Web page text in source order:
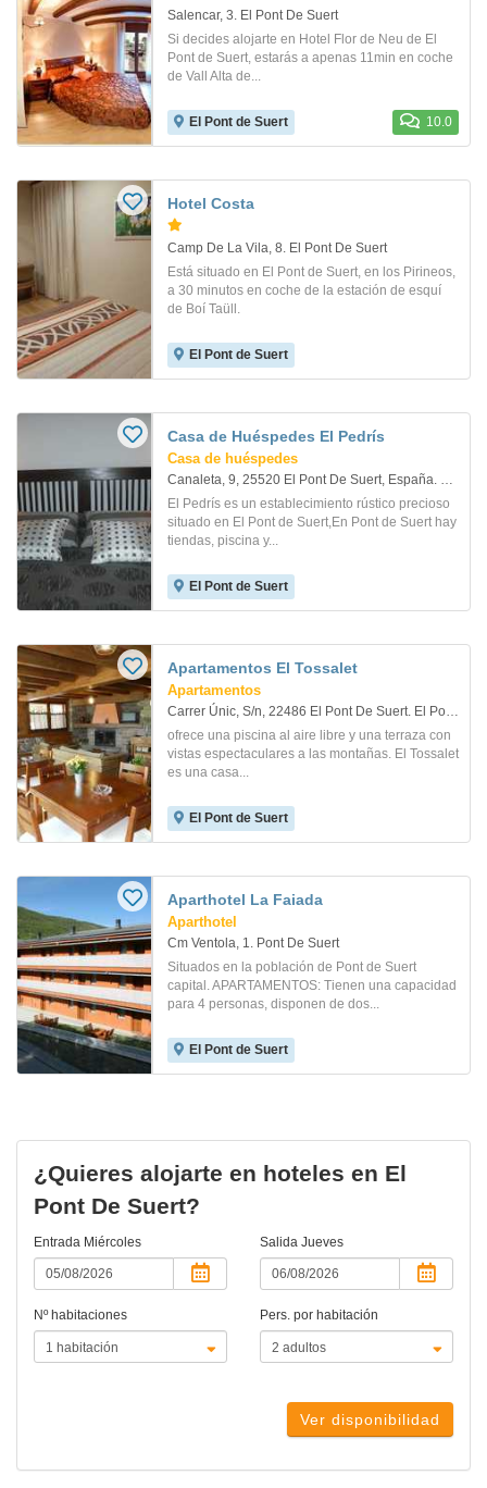
Salencar, 3. El Pont De Suert
Si decides alojarte en Hotel Flor de Neu de El
Pont de Suert, estarás a apenas 11min en coche
de Vall Alta de...
El Pont de Suert 10.0
Hotel Costa
Camp De La Vila, 8. El Pont De Suert
Está situado en El Pont de Suert, en los Pirineos,
a 30 minutos en coche de la estación de esquí
de Boí Taüll.
El Pont de Suert
Casa de Huéspedes El Pedrís
Casa de huéspedes
Canaleta, 9, 25520 El Pont De Suert, España. El Pont De Suert
El Pedrís es un establecimiento rústico precioso
situado en El Pont de Suert,En Pont de Suert hay
tiendas, piscina y...
El Pont de Suert
Apartamentos El Tossalet
Apartamentos
Carrer Únic, S/n, 22486 El Pont De Suert. El Pont De Suert
ofrece una piscina al aire libre y una terraza con
vistas espectaculares a las montañas. El Tossalet
es una casa...
El Pont de Suert
Aparthotel La Faiada
Aparthotel
Cm Ventola, 1. Pont De Suert
Situados en la población de Pont de Suert
capital. APARTAMENTOS: Tienen una capacidad
para 4 personas, disponen de dos...
El Pont de Suert
¿Quieres alojarte en hoteles en El
Pont De Suert?
Entrada Miércoles Salida Jueves
Nº habitaciones Pers. por habitación
Ver disponibilidad